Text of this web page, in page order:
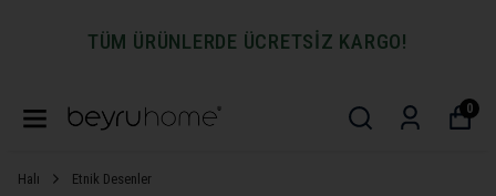
TÜM ÜRÜNLERDE ÜCRETSİZ KARGO!
0
Halı Etnik Desenler